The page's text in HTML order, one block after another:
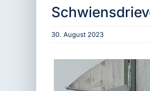
30. August 2023